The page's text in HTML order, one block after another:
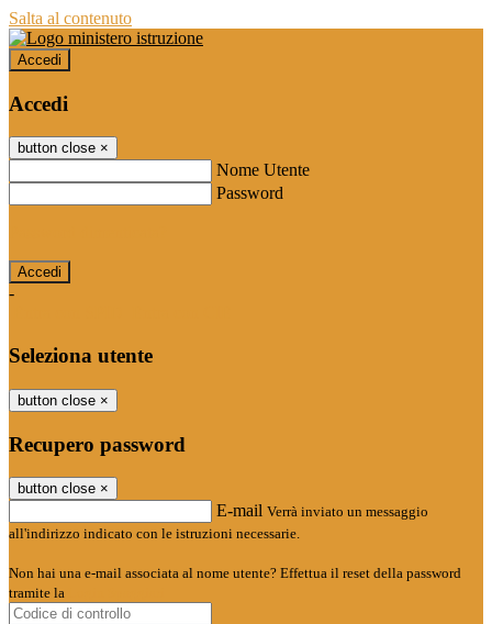
Salta al contenuto
Accedi
Accedi
button close ×
Nome Utente
Password
-
Seleziona utente
button close ×
Recupero password
button close ×
E-mail Verrà inviato un messaggio
all'indirizzo indicato con le istruzioni necessarie.
Non hai una e-mail associata al nome utente? Effettua il reset della password
tramite la